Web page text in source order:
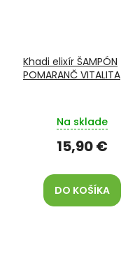
Khadi elixír ŠAMPÓN
POMARANČ VITALITA
Na sklade
15,90 €
DO KOŠÍKA